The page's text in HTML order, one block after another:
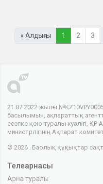
« Алдыңғы 1 2 3
21.07.2022 жылғы
басылымын, ақпараттық
есепке қою туралы куәлігі, ҚР
министрлігінің Ақпарат
© 2026 . Барлық құқықтар
Телеарнасы
Арна туралы